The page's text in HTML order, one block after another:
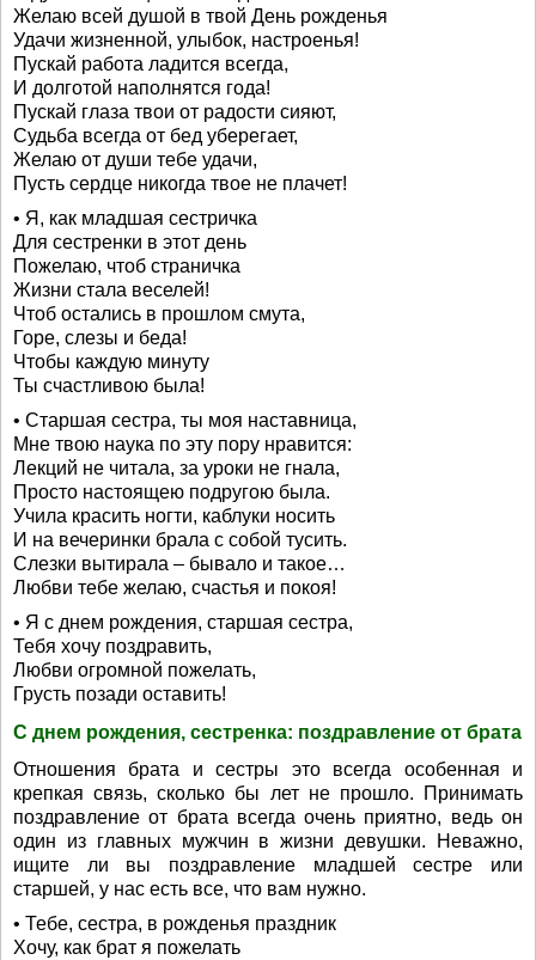
Желаю всей душой в твой День рожденья
Удачи жизненной, улыбок, настроенья!
Пускай работа ладится всегда,
И долготой наполнятся года!
Пускай глаза твои от радости сияют,
Судьба всегда от бед уберегает,
Желаю от души тебе удачи,
Пусть сердце никогда твое не плачет!
• Я, как младшая сестричка
Для сестренки в этот день
Пожелаю, чтоб страничка
Жизни стала веселей!
Чтоб остались в прошлом смута,
Горе, слезы и беда!
Чтобы каждую минуту
Ты счастливою была!
• Старшая сестра, ты моя наставница,
Мне твою наука по эту пору нравится:
Лекций не читала, за уроки не гнала,
Просто настоящею подругою была.
Учила красить ногти, каблуки носить
И на вечеринки брала с собой тусить.
Слезки вытирала – бывало и такое…
Любви тебе желаю, счастья и покоя!
• Я с днем рождения, старшая сестра,
Тебя хочу поздравить,
Любви огромной пожелать,
Грусть позади оставить!
С днем рождения, сестренка: поздравление от брата
Отношения брата и сестры это всегда особенная и
крепкая связь, сколько бы лет не прошло. Принимать
поздравление от брата всегда очень приятно, ведь он
один из главных мужчин в жизни девушки. Неважно,
ищите ли вы поздравление младшей сестре или
старшей, у нас есть все, что вам нужно.
• Тебе, сестра, в рожденья праздник
Хочу, как брат я пожелать